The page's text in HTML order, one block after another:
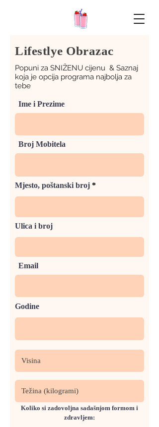
Lifestlye Obrazac
Popuni za SNIŽENU cijenu & Saznaj
koja je opcija programa najbolja za
tebe
Ime i Prezime
Broj Mobitela
Mjesto, poštanski broj
Ulica i broj
Email
Godine
Koliko si zadovoljna sadašnjom formom i
zdravljem: